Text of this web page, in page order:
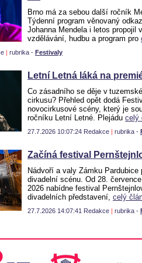
Brno má za sebou další ročník
Týdenní program věnovaný
Johanna Mendela i letos propojil
vzdělávání, hudbu a program pro
| rubrika - Festivaly
Letní Letná láká na
Co zásadního se děje v
cirkusu? Přehled opět dodá
novocirkusové scény, který je
ročníku Letní Letné. Plejádu celý
27.7.2026 10:07:24 Redakce | rubrika -
Začíná festival
Nádvoří a valy Zámku
divadelní scénu. Od 28.
2026 nabídne festival
divadelních představení, celý
27.7.2026 14:07:41 Redakce | rubrika -